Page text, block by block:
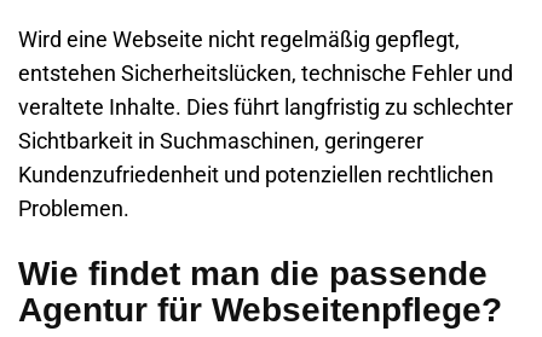
Wird eine Webseite nicht regelmäßig gepflegt,
entstehen Sicherheitslücken, technische Fehler und
veraltete Inhalte. Dies führt langfristig zu schlechter
Sichtbarkeit in Suchmaschinen, geringerer
Kundenzufriedenheit und potenziellen rechtlichen
Problemen.
Wie findet man die passende
Agentur für Webseitenpflege?